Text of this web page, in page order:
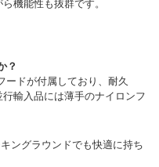
機能性も抜群です。
？
ードが付属しており、耐久
輸入品には薄手のナイロンフ
ングラウンドでも快適に持ち